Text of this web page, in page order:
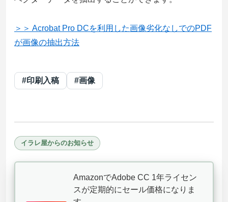
＞＞ Acrobat Pro DCを利用した画像劣化なしでのPDF
が画像の抽出方法
#印刷入稿 #画像
イラレ屋からのお知らせ
AmazonでAdobe CC 1年ライセン
スが定期的にセール価格になりま